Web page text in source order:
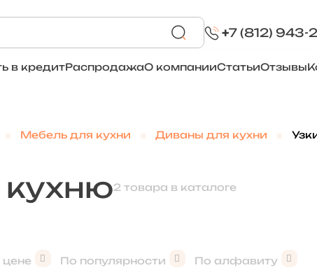
+7 (812) 943-
в кредитРаспродажаО компанииСтатьиОтзывы
Мебель для кухни Диваны для кухни
кухню2 товара в каталоге
По популярности По алфавиту